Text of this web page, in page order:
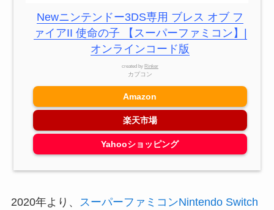
Newニンテンドー3DS専用 ブレス オブ フ
ァイアII 使命の子 【スーパーファミコン】|
オンラインコード版
created by Rinker
カプコン
Amazon
楽天市場
Yahooショッピング
2020年より、 スーパーファミコンNintendo Switch